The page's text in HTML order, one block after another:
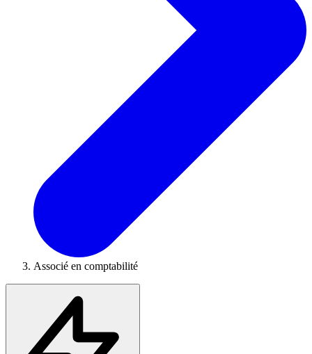
Associé en comptabilité